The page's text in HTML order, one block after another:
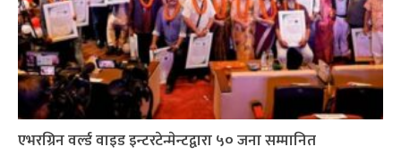
एभरग्रिन वर्ल्ड वाइड इन्टरटेन्मेन्टद्वारा ५० जना सम्मानित